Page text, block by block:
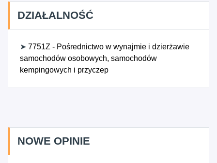
DZIAŁALNOŚĆ
➤ 7751Z - Pośrednictwo w wynajmie i dzierżawie
samochodów osobowych, samochodów
kempingowych i przyczep
NOWE OPINIE